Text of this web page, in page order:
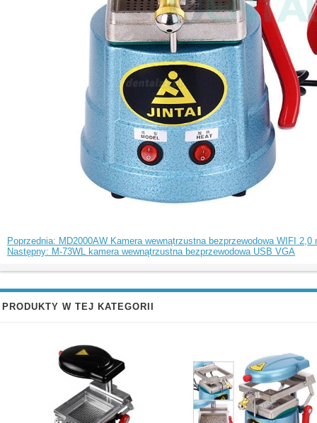
Poprzednia: MD2000AW Kamera wewnątrzustna bezprzewodowa WIFI
Następny: M-73WL kamera wewnątrzustna bezprzewodowa USB VGA
PRODUKTY W TEJ KATEGORII